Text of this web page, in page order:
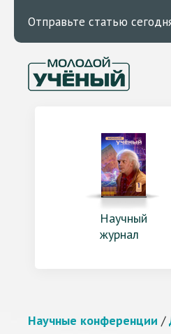
Отправьте статью
Научный
журнал
Научные конференции /